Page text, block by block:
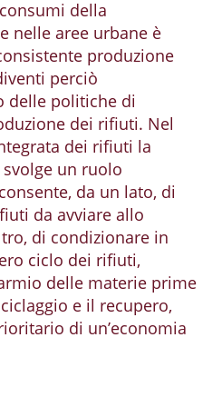
della
nelle aree urbane è
produzione
perciò
delle politiche di
dei rifiuti. Nel
dei rifiuti la
un ruolo
da un lato, di
da avviare allo
di condizionare in
ciclo dei rifiuti,
delle materie prime
e il recupero,
di un’economia